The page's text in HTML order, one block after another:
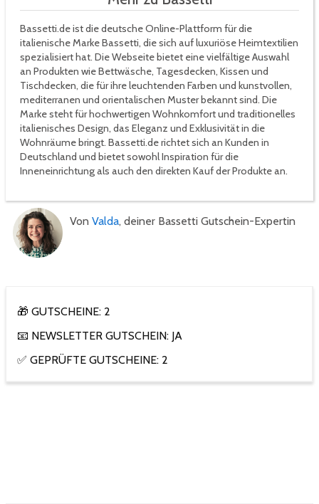
Bassetti.de ist die deutsche Online-Plattform für die
italienische Marke Bassetti, die sich auf luxuriöse Heimtextilien
spezialisiert hat. Die Webseite bietet eine vielfältige Auswahl
an Produkten wie Bettwäsche, Tagesdecken, Kissen und
Tischdecken, die für ihre leuchtenden Farben und kunstvollen,
mediterranen und orientalischen Muster bekannt sind. Die
Marke steht für hochwertigen Wohnkomfort und traditionelles
italienisches Design, das Eleganz und Exklusivität in die
Wohnräume bringt. Bassetti.de richtet sich an Kunden in
Deutschland und bietet sowohl Inspiration für die
Inneneinrichtung als auch den direkten Kauf der Produkte an.
Von Valda, deiner Bassetti Gutschein-Expertin
🎁 GUTSCHEINE: 2
📧 NEWSLETTER GUTSCHEIN: JA
✅ GEPRÜFTE GUTSCHEINE: 2